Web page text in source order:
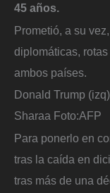
45 años.
Prometió, a su
diplomáticas,
ambos países.
Donald Trump
Sharaa Foto:AFP
Para ponerlo en
tras la caída en
tras más de una